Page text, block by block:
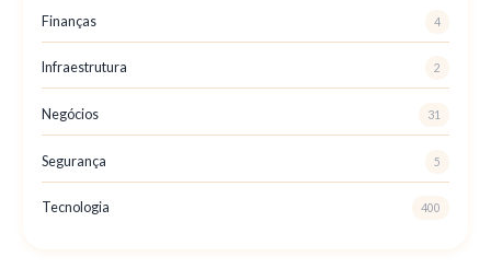
Finanças 4
Infraestrutura 2
Negócios 31
Segurança 5
Tecnologia 400